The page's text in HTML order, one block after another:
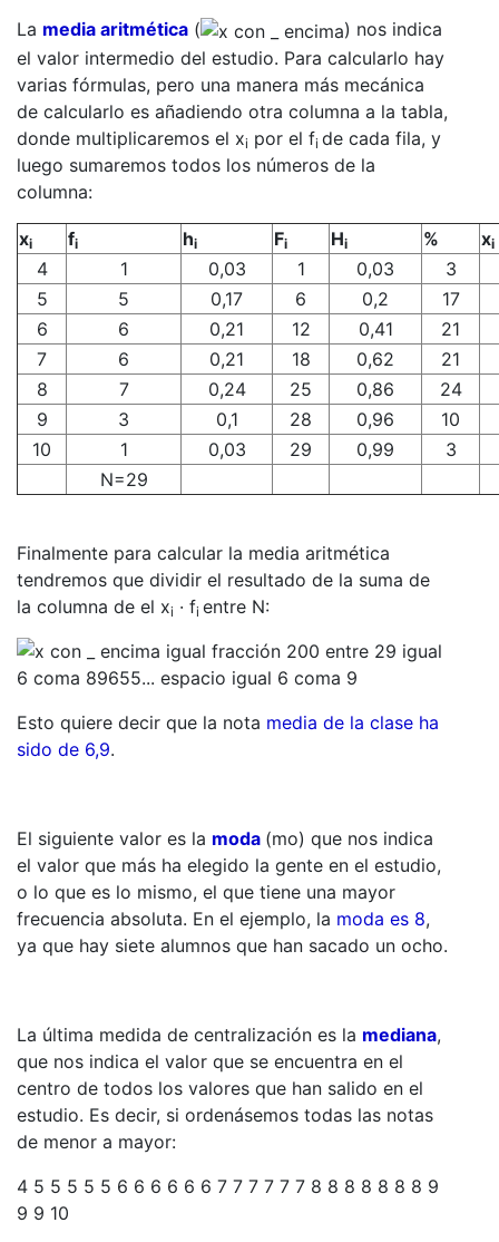
La media aritmética (
) nos indica
el valor intermedio del estudio. Para calcularlo hay
varias fórmulas, pero una manera más mecánica
de calcularlo es añadiendo otra columna a la tabla,
donde multiplicaremos el xi por el fi de cada fila, y
luego sumaremos todos los números de la
columna:
xi fi hi Fi Hi % xi
4
1 0,03 1 0,03
3
5
5 0,17 6 0,2
17
6
6 0,21 12 0,41
21
7
6 0,21 18 0,62
21
8
7 0,24 25 0,86
24
9
3 0,1 28 0,96
10
10
1 0,03 29 0,99
3
N=29
Finalmente para calcular la media aritmética
tendremos que dividir el resultado de la suma de
la columna de el xi · fi entre N:
Esto quiere decir que la nota media de la clase ha
sido de 6,9.
El siguiente valor es la moda (mo) que nos indica
el valor que más ha elegido la gente en el estudio,
o lo que es lo mismo, el que tiene una mayor
frecuencia absoluta. En el ejemplo, la moda es 8,
ya que hay siete alumnos que han sacado un ocho.
La última medida de centralización es la mediana,
que nos indica el valor que se encuentra en el
centro de todos los valores que han salido en el
estudio. Es decir, si ordenásemos todas las notas
de menor a mayor:
4 5 5 5 5 5 6 6 6 6 6 6 7 7 7 7 7 7 8 8 8 8 8 8 8 9
9 9 10